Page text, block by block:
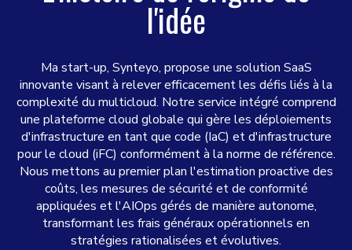
l'idée
Ma start-up, Synteyo, propose une solution SaaS
innovante visant à relever efficacement les défis liés à la
complexité du multicloud. Notre service intégré comprend
une plateforme cloud globale qui gère les déploiements
d'infrastructure en tant que code (IaC) et d'infrastructure
pour le cloud (iFC) conformément à la norme de référence.
Nous mettons au premier plan l'estimation proactive des
coûts, les mesures de sécurité et de conformité
appliquées et l'AIOps gérés de manière autonome,
transformant les frais généraux opérationnels en
stratégies rationalisées et évolutives.